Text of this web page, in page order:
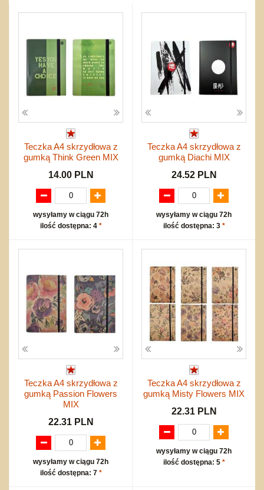
Dźwiekowe
Inne
Maty do zabawy
Do rozkręcania
Bąki
Pojazdy
Inne
Inne
Promocje
Zakupy hurtowe
Koszty przesyłki
Regulamin
Kontakt
Mapa produktów
Teczka A4 skrzydłowa z
gumką Think Green MIX
14.00 PLN
wysyłamy w ciągu 72h
ilość dostępna: 4 *
Teczka A4 skrzydłowa z
gumką Diachi MIX
24.52 PLN
wysyłamy w ciągu 72h
ilość dostępna: 3 *
Teczka A4 skrzydłowa z
gumką Passion Flowers
MIX
22.31 PLN
wysyłamy w ciągu 72h
ilość dostępna: 7 *
Teczka A4 skrzydłowa z
gumką Misty Flowers MIX
22.31 PLN
wysyłamy w ciągu 72h
ilość dostępna: 5 *